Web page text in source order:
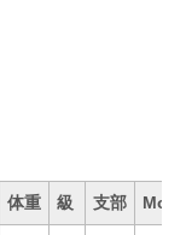
体重 級 支部 Mo